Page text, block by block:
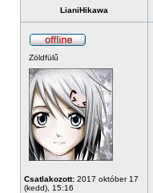
LianiHikawa
Zöldfülű
Csatlakozott: 2017 október 17
(kedd), 15:16